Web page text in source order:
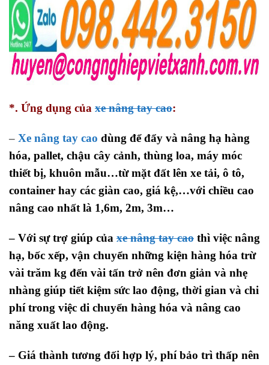
*. Ứng dụng của xe nâng tay cao:
– Xe nâng tay cao dùng để đẩy và nâng hạ hàng
hóa, pallet, chậu cây cảnh, thùng loa, máy móc
thiết bị, khuôn mẫu…từ mặt đất lên xe tải, ô tô,
container hay các giàn cao, giá kệ,…với chiều cao
nâng cao nhất là 1,6m, 2m, 3m…
– Với sự trợ giúp của xe nâng tay cao thì việc nâng
hạ, bốc xếp, vận chuyển những kiện hàng hóa trừ
vài trăm kg đến vài tấn trở nên đơn giản và nhẹ
nhàng giúp tiết kiệm sức lao động, thời gian và chi
phí trong việc di chuyển hàng hóa và nâng cao
năng xuất lao động.
– Giá thành tương đối hợp lý, phí bảo trì thấp nên